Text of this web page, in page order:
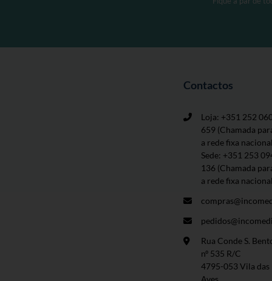
Contactos
Loja: +351 252
659 (Chamada
a rede fixa
Sede: +351 253
136 (Chamada
a rede fixa
Rua Conde S.
nº 535 R/C
4795-053 Vila das
Aves.